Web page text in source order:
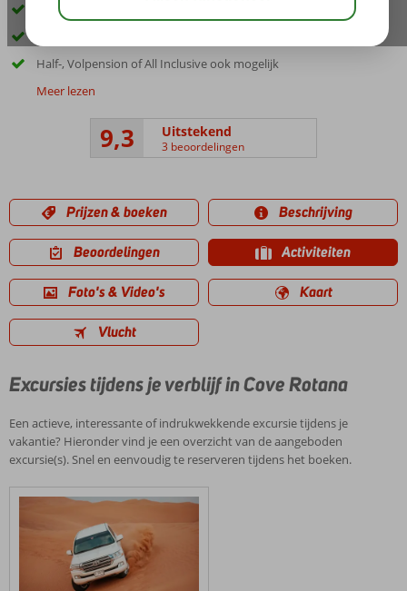
Miniclub en 2 kinderbaden
Half-, Volpension of All Inclusive ook mogelijk
Meer lezen
9,3 Uitstekend
3 beoordelingen
Prijzen & boeken Beschrijving
Beoordelingen Activiteiten
Foto's & Video's Kaart
Vlucht
Excursies tijdens je verblijf in Cove Rotana
Een actieve, interessante of indrukwekkende excursie tijdens je
vakantie? Hieronder vind je een overzicht van de aangeboden
excursie(s). Snel en eenvoudig te reserveren tijdens het boeken.